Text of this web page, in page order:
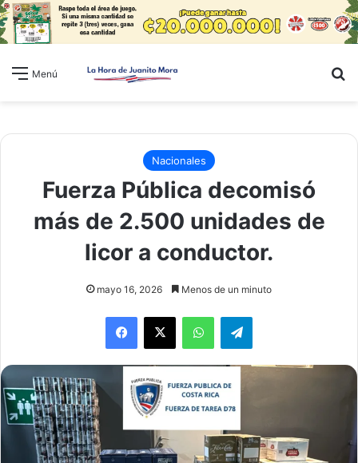
Menú
Nacionales
Fuerza Pública decomisó
más de 2.500 unidades de
licor a conductor.
mayo 16, 2026 Menos de un minuto
WhatsAppTelegram